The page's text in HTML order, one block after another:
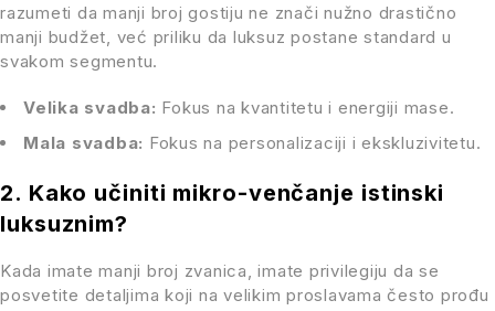
razumeti da manji broj gostiju ne znači nužno drastično
manji budžet, već priliku da luksuz postane standard u
svakom segmentu.
Velika svadba: Fokus na kvantitetu i energiji mase.
Mala svadba: Fokus na personalizaciji i ekskluzivitetu.
2. Kako učiniti mikro-venčanje istinski
luksuznim?
Kada imate manji broj zvanica, imate privilegiju da se
posvetite detaljima koji na velikim proslavama često prođu